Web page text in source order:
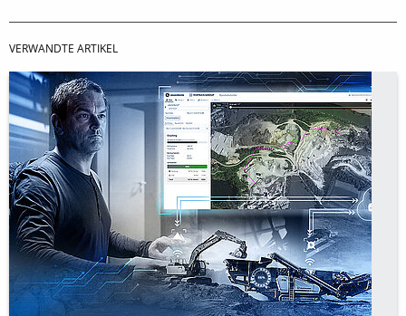
VERWANDTE ARTIKEL